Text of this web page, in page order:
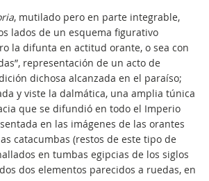
, mutilado pero en parte integrable,
lados de un esquema figurativo
la difunta en actitud orante, o sea con
representación de un acto de
dichosa alcanzada en el paraíso;
y viste la dalmática, una amplia túnica
que se difundió en todo el Imperio
en las imágenes de las orantes
catacumbas (restos de este tipo de
en tumbas egipcias de los siglos
dos elementos parecidos a ruedas, en